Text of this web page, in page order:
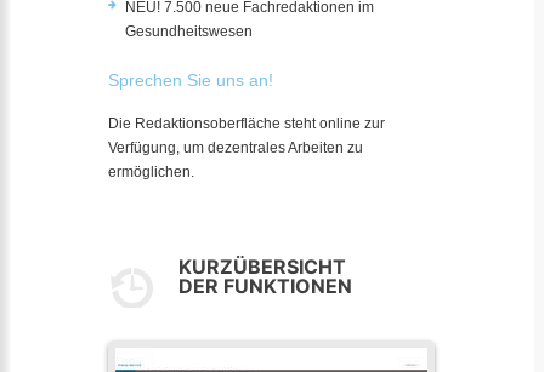
NEU! 7.500 neue Fachredaktionen im
Gesundheitswesen
Sprechen Sie uns an!
Die Redaktionsoberfläche steht online zur
Verfügung, um dezentrales Arbeiten zu
ermöglichen.
KURZÜBERSICHT
DER FUNKTIONEN